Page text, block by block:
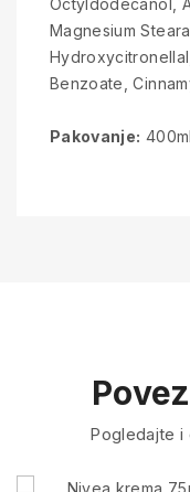
Octyldodecanol,
Magnesium
Benzoate,
Pakovanje: 400ml
Pogledajte i